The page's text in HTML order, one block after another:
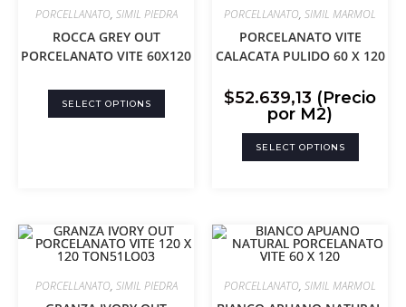
PORCELLANATO, SIMIL PIEDRA
ROCCA GREY OUT
PORCELANATO VITE 60X120
SELECT OPTIONS
PORCELLANATO, SIMIL MARMOL
PORCELANATO VITE
CALACATA PULIDO 60 X 120
$52.639,13 (Precio
por M2)
SELECT OPTIONS
PORCELLANATO, SIMIL PIEDRA PORCELLANATO, SIMIL MARMOL